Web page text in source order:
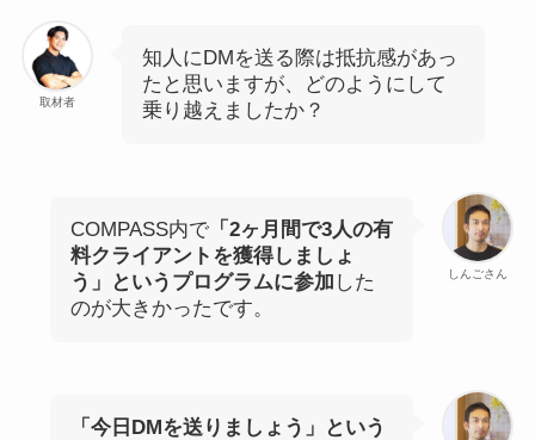
取材者
知人にDMを送る際は抵抗感があっ
たと思いますが、どのようにして
乗り越えましたか？
しんごさん
COMPASS内で「2ヶ月間で3人の有
料クライアントを獲得しましょ
う」というプログラムに参加 した
のが大きかったです。
「今日DMを送りましょう」という